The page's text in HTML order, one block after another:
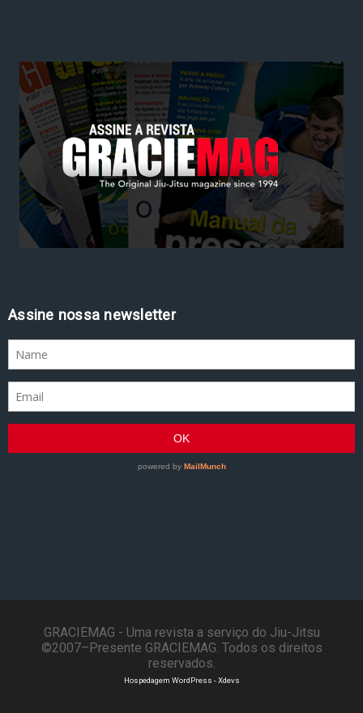
Assine nossa newsletter
GRACIEMAG - Uma revista a serviço do Jiu-Jitsu
©2007–Presente GRACIEMAG. Todos os direitos
reservados.
Hospedagem WordPress - Xdevs